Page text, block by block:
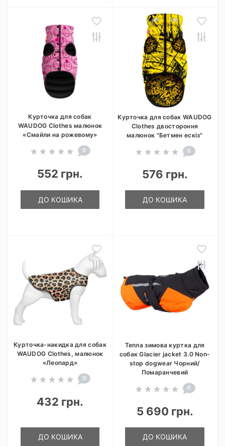
Курточка для собак
WAUDOG Clothes малюнок
«Смайли на рожевому»
0
552 грн.
ДО КОШИКА
Курточка для собак WAUDOG
Clothes двостороння
малюнок "Бетмен ескіз"
0
576 грн.
ДО КОШИКА
Курточка-накидка для собак
WAUDOG Clothes, малюнок
«Леопард»
0
432 грн.
ДО КОШИКА
Тепла зимова куртка для
собак Glacier jacket 3.0 Non-
stop dogwear Чорний/
Помаранчевий
0
5 690 грн.
ДО КОШИКА